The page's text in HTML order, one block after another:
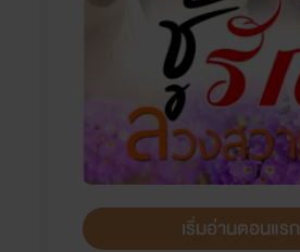
เริ่มอ่านตอนแรก